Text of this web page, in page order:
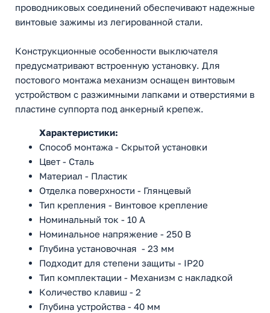
проводниковых соединений обеспечивают надежные
винтовые зажимы из легированной стали.
Конструкционные особенности выключателя
предусматривают встроенную установку. Для
постового монтажа механизм оснащен винтовым
устройством с разжимными лапками и отверстиями в
пластине суппорта под анкерный крепеж.
Характеристики:
Способ монтажа - Скрытой установки
Цвет - Сталь
Материал - Пластик
Отделка поверхности - Глянцевый
Тип крепления - Винтовое крепление
Номинальный ток - 10 А
Номинальное напряжение - 250 В
Глубина установочная - 23 мм
Подходит для степени защиты - IP20
Тип комплектации - Механизм с накладкой
Количество клавиш - 2
Глубина устройства - 40 мм